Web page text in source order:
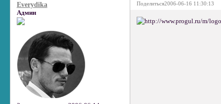
Поделиться2006-06-16 11:30:13
Everydika
Админ